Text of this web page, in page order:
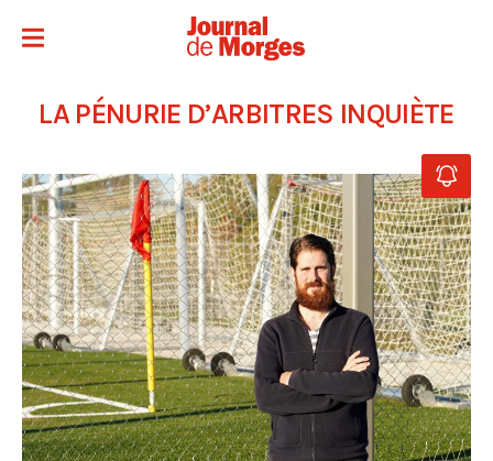
LA PÉNURIE D’ARBITRES INQUIÈTE